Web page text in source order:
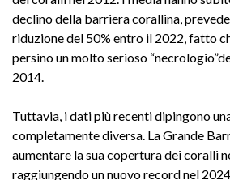
declino della barriera corallina,
riduzione del 50% entro il 2022, fatto
persino un molto serioso
2014.
Tuttavia, i dati più recenti dipingono
completamente diversa. La Grande
aumentare la sua copertura dei coralli
raggiungendo un nuovo record nel